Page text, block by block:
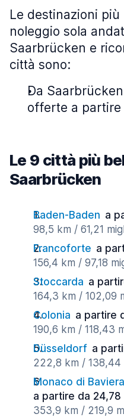
Le destinazioni
noleggio sola
Saarbrücken e
città sono:
Da
offerte a partire
Le 9 città più
Saarbrücken
Baden-Baden a
98,5 km / 61,21
Francoforte a
156,4 km / 97,18
Stoccarda a
164,3 km / 102,09
Colonia a partire
190,6 km / 118,43
Düsseldorf a
222,8 km / 138,44
Monaco di Baviera
a partire da 24,78
353,9 km / 219,9